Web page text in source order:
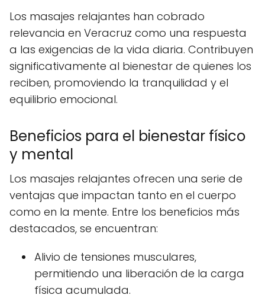
Los masajes relajantes han cobrado
relevancia en Veracruz como una respuesta
a las exigencias de la vida diaria. Contribuyen
significativamente al bienestar de quienes los
reciben, promoviendo la tranquilidad y el
equilibrio emocional.
Beneficios para el bienestar físico
y mental
Los masajes relajantes ofrecen una serie de
ventajas que impactan tanto en el cuerpo
como en la mente. Entre los beneficios más
destacados, se encuentran:
Alivio de tensiones musculares,
permitiendo una liberación de la carga
física acumulada.